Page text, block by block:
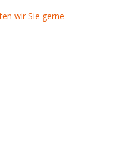
wir Sie gerne